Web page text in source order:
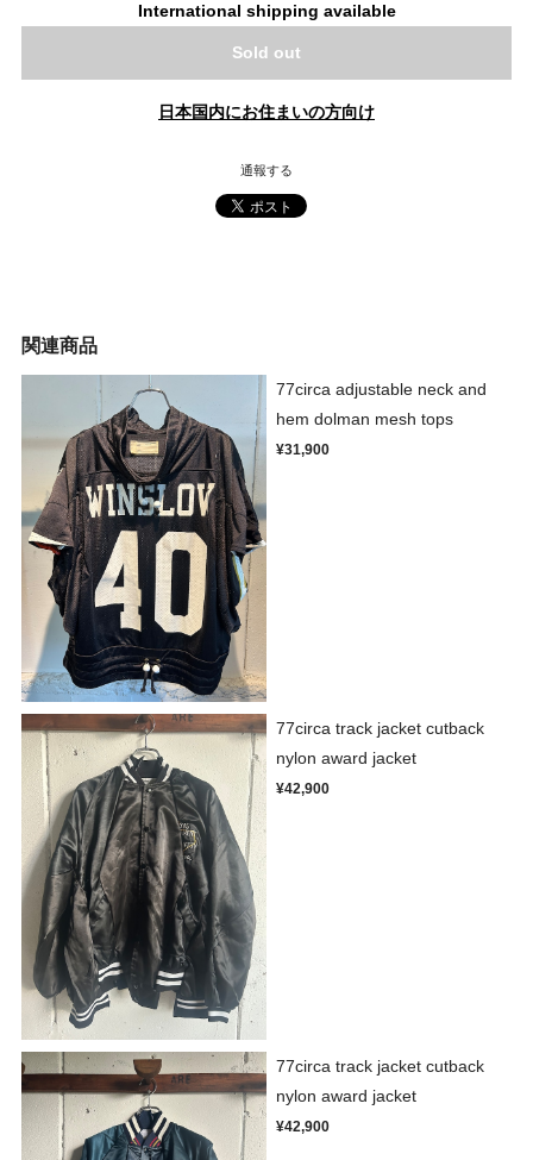
International shipping available
Sold out
日本国内にお住まいの方向け
通報する
関連商品
77circa adjustable neck and
hem dolman mesh tops
¥31,900
77circa track jacket cutback
nylon award jacket
¥42,900
77circa track jacket cutback
nylon award jacket
¥42,900